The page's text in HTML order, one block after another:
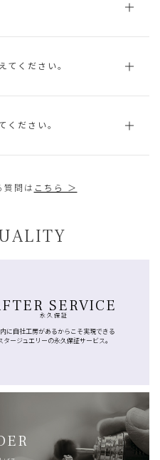
てください。
ください。
質問は こちら ＞
SERVICE
永久保証
に自社工房があるからこそ実現できる
タージュエリーの永久保証サービス。